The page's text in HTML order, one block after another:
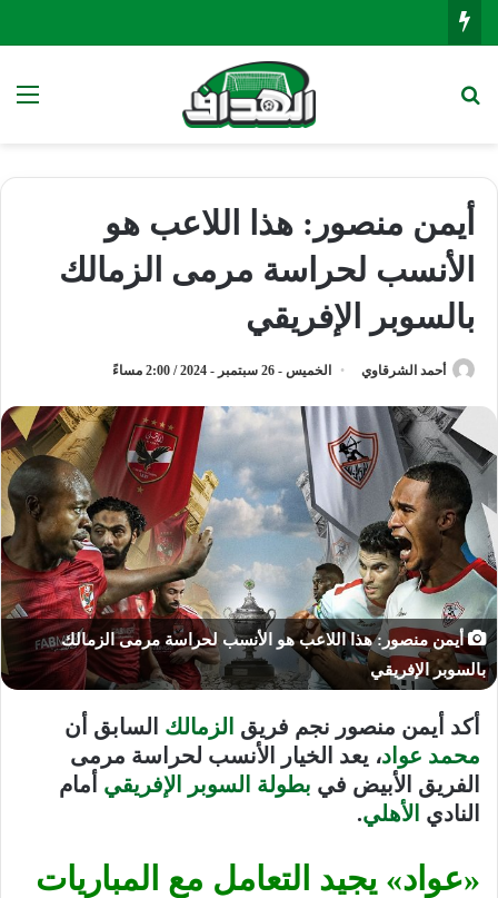
أيمن منصور: هذا اللاعب هو
الأنسب لحراسة مرمى الزمالك
بالسوبر الإفريقي
أحمد الشرقاوي الخميس - 26 سبتمبر - 2024 / 2:00 مساءً
أيمن منصور: هذا اللاعب هو الأنسب لحراسة مرمى الزمالك
بالسوبر الإفريقي
أكد أيمن منصور نجم فريق الزمالك السابق أن
محمد عواد، يعد الخيار الأنسب لحراسة مرمى
الفريق الأبيض في بطولة السوبر الإفريقي أمام
النادي الأهلي.
«عواد» يجيد التعامل مع المباريات